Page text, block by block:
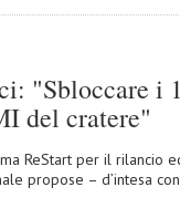
"Sbloccare i
del cratere"
ReStart per il rilancio
propose – d’intesa